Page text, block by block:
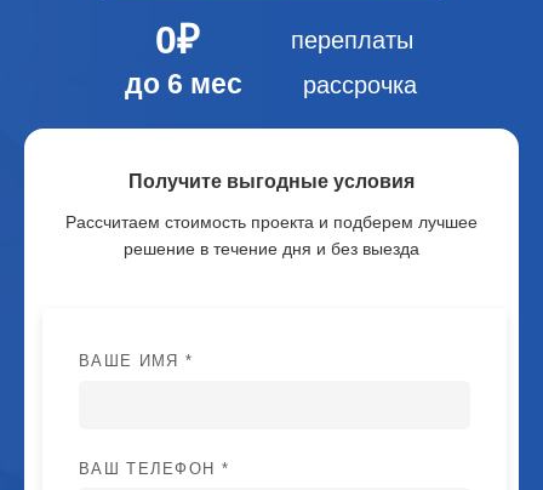
0₽ переплаты
до 6 мес рассрочка
Получите выгодные условия
Рассчитаем стоимость проекта и подберем лучшее
решение в течение дня и без выезда
ВАШЕ ИМЯ *
ВАШ ТЕЛЕФОН *